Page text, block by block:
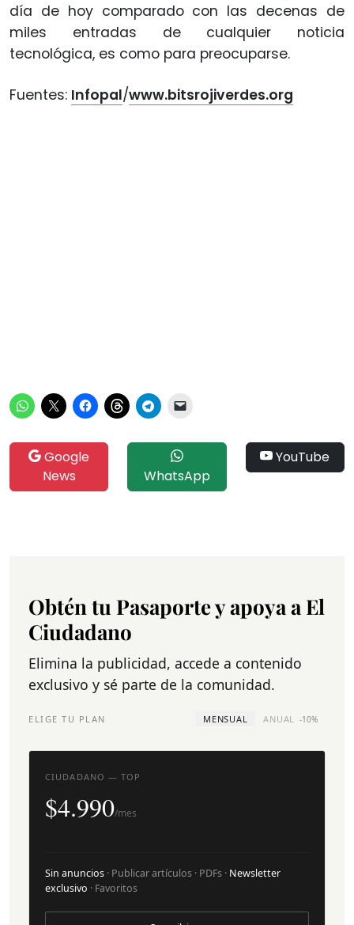
día de hoy comparado con las decenas de
miles entradas de cualquier noticia
tecnológica, es como para preocuparse.
Fuentes: Infopal/www.bitsrojiverdes.org
Google
News
WhatsApp
YouTube
Obtén tu Pasaporte y apoya a El
Ciudadano
Elimina la publicidad, accede a contenido
exclusivo y sé parte de la comunidad.
ELIGE TU PLAN MENSUAL ANUAL -10%
CIUDADANO — TOP
$4.990/mes
Sin anuncios · Publicar artículos · PDFs · Newsletter
exclusivo · Favoritos